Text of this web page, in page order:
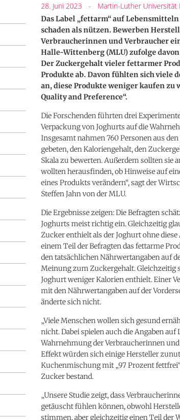
28. Juni 2023 - Martin-Luther Universität
Das Label „fettarm“ auf
schaden als nützen. Bewerben
Verbraucherinnen und Verbraucher
Halle-Wittenberg (MLU) zufolge
Der Zuckergehalt vieler fettarmer
Produkte ab. Davon fühlten sich viele
an, diese Produkte weniger kaufen zu
Quality and Preference“.
Die Forschenden führten drei
Verpackung von Joghurts auf die
Insgesamt nahmen 760 Personen aus
gebeten, den Kaloriengehalt, den
Skala zu bewerten. Außerdem sollten sie
wollten herausfinden, ob Hinweise auf
eines Produkts verändern“, sagt der
Steffen Jahn von der MLU.
Die Ergebnisse zeigen: Die Befragten
Joghurts meist richtig ein. Gleichzeitig
Zucker enthielt als der Joghurt ohne
einem Teil der Befragten das fettarme
den tatsächlichen Nährwertangaben auf
Meinung zum Zuckergehalt. Gleichzeitig
Joghurt weniger Kalorien enthielt. Einer
mit den Nährwertangaben auf der
änderte sich nicht.
„Viele Menschen wollen sich gesund
nicht. Dabei spielen auch die Angaben
Wahrnehmung der Verbraucherinnen
Effekt würden sich einige Hersteller
Kuchenmischung mit „97 Prozent
Zucker bestand.
„Unsere Studie zeigt, dass
getäuscht fühlen können, obwohl
stimmen, aber gleichzeitig einen Teil der